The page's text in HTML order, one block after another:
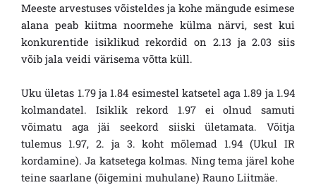
Meeste arvestuses võisteldes ja kohe mängude esimese
alana peab kiitma noormehe külma närvi, sest kui
konkurentide isiklikud rekordid on 2.13 ja 2.03 siis
võib jala veidi värisema võtta küll.
Uku ületas 1.79 ja 1.84 esimestel katsetel aga 1.89 ja 1.94
kolmandatel. Isiklik rekord 1.97 ei olnud samuti
võimatu aga jäi seekord siiski ületamata. Võitja
tulemus 1.97, 2. ja 3. koht mõlemad 1.94 (Ukul IR
kordamine). Ja katsetega kolmas. Ning tema järel kohe
teine saarlane (õigemini muhulane) Rauno Liitmäe.